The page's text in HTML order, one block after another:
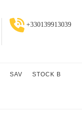
+330139913039
SAV STOCK B